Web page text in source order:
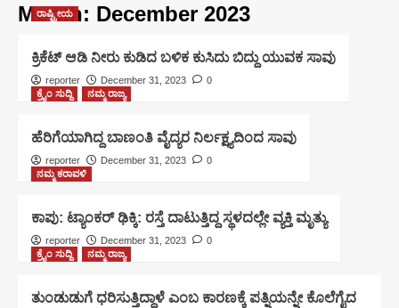
Month: December 2023
ರಾಷ್ಟ್ರೀಯ
ಕ್ರಿಕೆಟ್‌ ಆಡಿ ನೀರು ಕುಡಿದ ಬಳಿಕ ಕುಸಿದು ಬಿದ್ದು ಯುವಕ ಸಾವು
reporter December 31, 2023
0
ಕ್ರೈಂ ಸುದ್ದಿ
ನಮ್ಮ ರಾಜ್ಯ
ಹೆರಿಗೆಯಾಗಿದ್ದ ಬಾಣಂತಿ ವೈದ್ಯರ ನಿರ್ಲಕ್ಷ್ಯದಿಂದ ಸಾವು
reporter December 31, 2023
0
ನಮ್ಮ ಕರಾವಳಿ
ಕಾಪು: ಟ್ಯಾಂಕರ್ ಢಿಕ್ಕಿ: ರಸ್ತೆ ದಾಟುತ್ತಿದ್ದ ಸ್ಥಳದಲ್ಲೇ ವ್ಯಕ್ತಿ ಮೃತ್ಯು
reporter December 31, 2023
0
ಕ್ರೈಂ ಸುದ್ದಿ
ನಮ್ಮ ರಾಜ್ಯ
ತುಂಡುಡುಗೆ ಧರಿಸುತ್ತಿದ್ದಾಳೆ ಎಂಬ ಕಾರಣಕ್ಕೆ ಪತ್ನಿಯನ್ನೇ ಕೊಲೆಗೈದ